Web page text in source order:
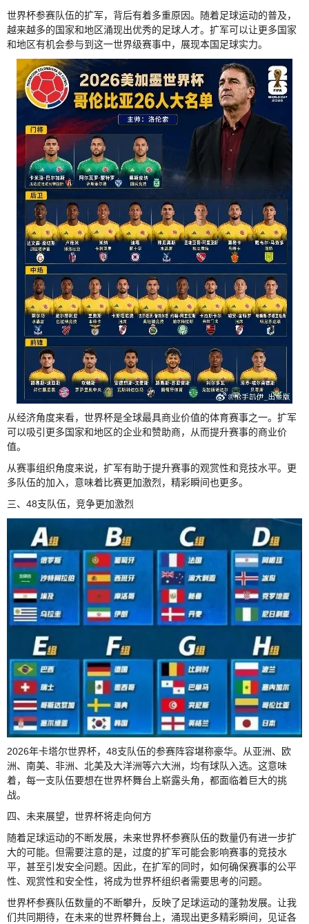
世界杯参赛队伍的扩军，背后有着多重原因。随着足球运动的普及，
越来越多的国家和地区涌现出优秀的足球人才。扩军可以让更多国家
和地区有机会参与到这一世界级赛事中，展现本国足球实力。
从经济角度来看，世界杯是全球最具商业价值的体育赛事之一。扩军
可以吸引更多国家和地区的企业和赞助商，从而提升赛事的商业价
值。
从赛事组织角度来说，扩军有助于提升赛事的观赏性和竞技水平。更
多队伍的加入，意味着比赛更加激烈，精彩瞬间也更多。
三、48支队伍，竞争更加激烈
2026年卡塔尔世界杯，48支队伍的参赛阵容堪称豪华。从亚洲、欧
洲、南美、非洲、北美及大洋洲等六大洲，均有球队入选。这意味
着，每一支队伍要想在世界杯舞台上崭露头角，都面临着巨大的挑
战。
四、未来展望，世界杯将走向何方
随着足球运动的不断发展，未来世界杯参赛队伍的数量仍有进一步扩
大的可能。但需要注意的是，过度的扩军可能会影响赛事的竞技水
平，甚至引发安全问题。因此，在扩军的同时，如何确保赛事的公平
性、观赏性和安全性，将成为世界杯组织者需要思考的问题。
世界杯参赛队伍数量的不断攀升，反映了足球运动的蓬勃发展。让我
们共同期待，在未来的世界杯舞台上，涌现出更多精彩瞬间，见证各